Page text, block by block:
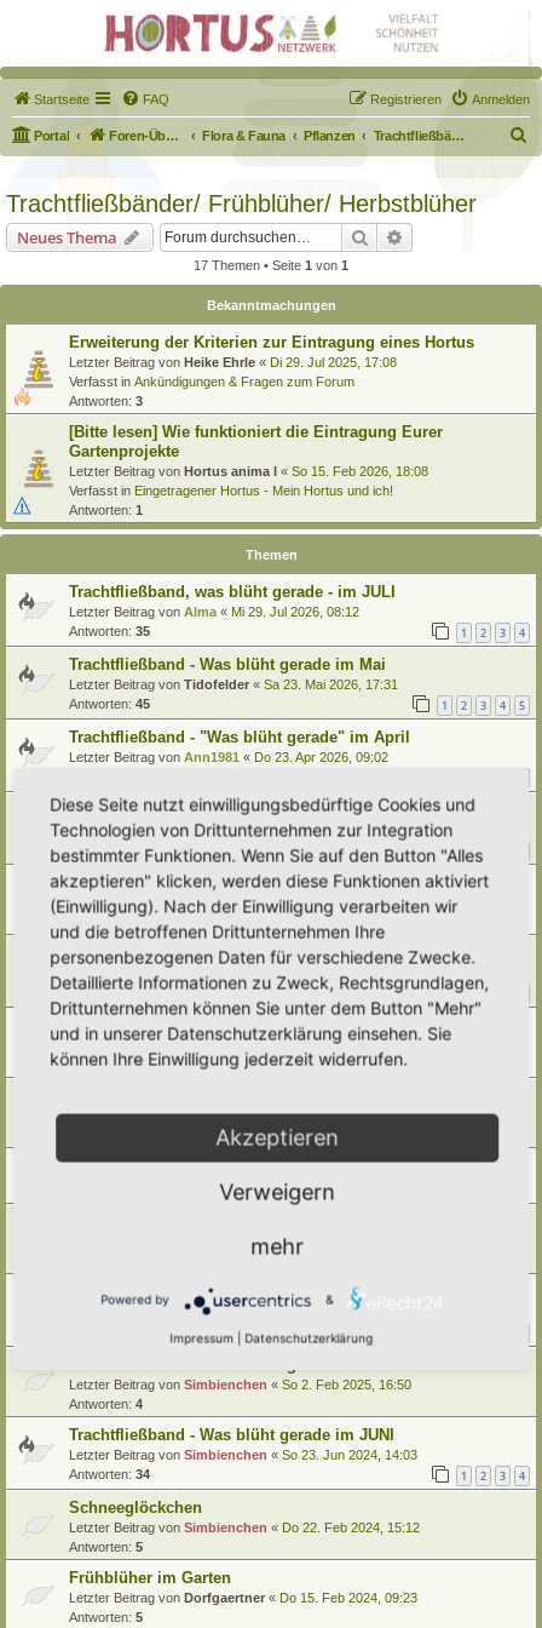
Startseite FAQ Anmelden
Registrieren
Portal Foren-Übersicht Flora & Fauna Pflanzen Trachtfließbänder/ Frühblüher/ Herbstblüher
u
Trachtfließbänder/ Frühblüher/ Herbstblüher
Neues Thema Suche
17 Themen • Seite 1 von 1
Bekanntmachungen
Erweiterung der Kriterien zur Eintragung eines Hortus
Letzter Beitrag von Heike Ehrle « Di 29. Jul 2025, 17:08
Verfasst in Ankündigungen & Fragen zum Forum
Antworten: 3
[Bitte lesen] Wie funktioniert die Eintragung Eurer
Gartenprojekte
Letzter Beitrag von Hortus anima l « So 15. Feb 2026, 18:08
Verfasst in Eingetragener Hortus - Mein Hortus und ich!
Antworten: 1
Themen
Trachtfließband, was blüht gerade - im JULI
Letzter Beitrag von Alma « Mi 29. Jul 2026, 08:12
Antworten: 35 1 2 3 4
Trachtfließband - Was blüht gerade im Mai
Letzter Beitrag von Tidofelder « Sa 23. Mai 2026, 17:31
Antworten: 45 1 2 3 4 5
Trachtfließband - "Was blüht gerade" im April
Letzter Beitrag von Ann1981 « Do 23. Apr 2026, 09:02
Trachtfließband - "Was blüht gerade" im März?
Letzter Beitrag vontree12«Mo 30. Mär 2026, 18:13
Antworten:38 1 2
Trachtfließband - Was blüht gerade im Januar?
Letzter Beitrag vonDorfgaertner«Mo 19. Jan 2026, 19:02
Antworten:
9
Trachtfließband - Was blüht gerade im November
Letzter Beitrag von Ann1981
Antworten: 10
Trachtfließband, was blüht gerade - im Oktober
Letzter Beitrag vonDoro«Do 30. Okt 2025, 16:59
Antworten:2
Letzter Beitrag vonSimbienchen«Sa 6. Sep 2025, 10:35
Kann man Pollenwerte messen?
Simbienchen «Mi 3. Sep 2025, 18:41
Simbienchen«Fr 15. Aug 2025, 18:42
Wie insektenfreundlich sind Narzissen?
Letzter Beitrag von Simbienchen«Do 3. Apr 2025, 17:17
Letzter Beitrag von Simbienchen « So 2. Feb 2025, 16:50
Antworten: 4
Trachtfließband - Was blüht gerade im JUNI
Letzter Beitrag von Simbienchen « So 23. Jun 2024, 14:03
Antworten: 34 1 2 3 4
Schneeglöckchen
Letzter Beitrag von Simbienchen « Do 22. Feb 2024, 15:12
Antworten: 5
Frühblüher im Garten
Letzter Beitrag von Dorfgaertner « Do 15. Feb 2024, 09:23
Antworten: 5
Diese Seite nutzt einwilligungsbedürftige Cookies und
Technologien von Drittunternehmen zur Integration
bestimmter Funktionen. Wenn Sie auf den Button "Alles
akzeptieren" klicken, werden diese Funktionen aktiviert
(Einwilligung). Nach der Einwilligung verarbeiten wir
und die betroffenen Drittunternehmen Ihre
personenbezogenen Daten für verschiedene Zwecke.
Detaillierte Informationen zu Zweck, Rechtsgrundlagen,
Drittunternehmen können Sie unter dem Button "Mehr"
und in unserer Datenschutzerklärung einsehen. Sie
können Ihre Einwilligung jederzeit widerrufen.
Akzeptieren
Verweigern
mehr
Powered by &
Impressum Datenschutzerklärung